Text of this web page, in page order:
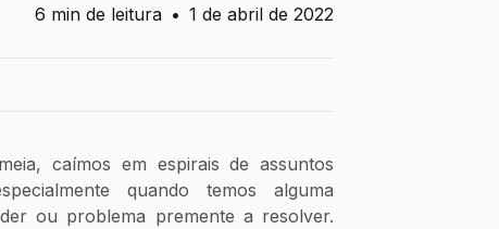
6 min de leitura • 1 de abril de 2022
caímos em espirais de assuntos
quando temos alguma
ou problema premente a resolver.